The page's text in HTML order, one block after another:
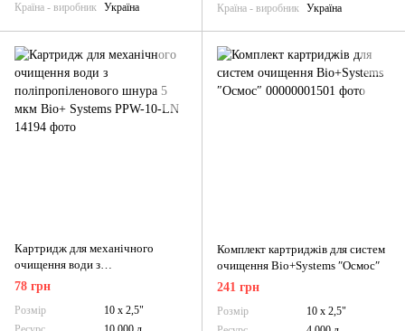
Країна - виробник Україна
Країна - виробник Україна
Картридж для механічного
очищення води з
поліпропіленового шнура 5 мкм
Bio+ Systems PPW-10-LN
78 грн
Розмір
10 х 2,5"
Комплект картриджів для систем
очищення Bio+Systems ″Осмос″
241 грн
Розмір
10 х 2,5"